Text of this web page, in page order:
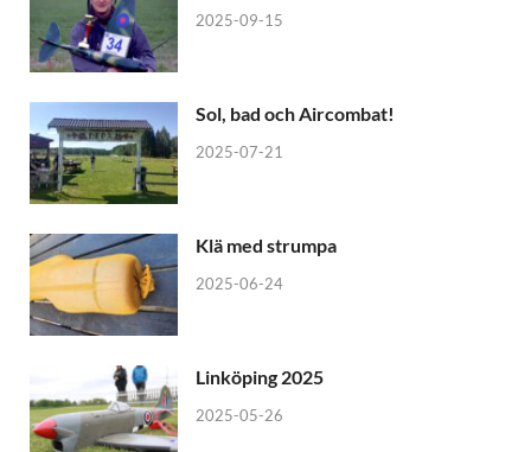
2025-09-15
Sol, bad och Aircombat!
2025-07-21
Klä med strumpa
2025-06-24
Linköping 2025
2025-05-26